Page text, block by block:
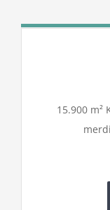
15.900 m²